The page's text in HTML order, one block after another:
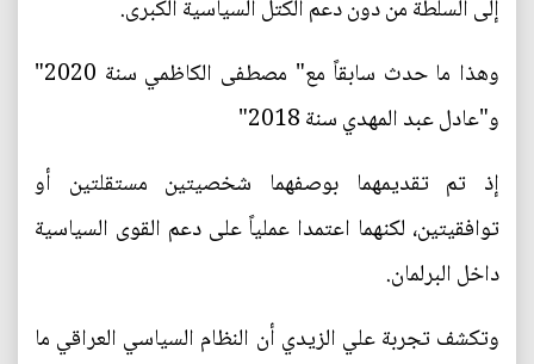
إلى السلطة من دون دعم الكتل السياسية الكبرى.
وهذا ما حدث سابقاً مع" مصطفى الكاظمي سنة 2020"
و"عادل عبد المهدي سنة 2018"
إذ تم تقديمهما بوصفهما شخصيتين مستقلتين أو
توافقيتين، لكنهما اعتمدا عملياً على دعم القوى السياسية
داخل البرلمان.
وتكشف تجربة علي الزيدي أن النظام السياسي العراقي ما